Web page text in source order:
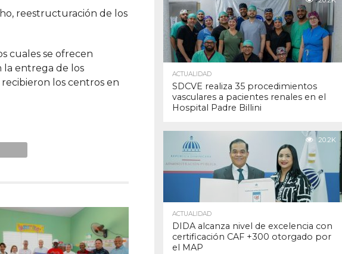
reestructuración de los
cuales se ofrecen
la entrega de los
los centros en
ACTUALIDAD
SDCVE realiza 35 procedimientos
vasculares a pacientes renales en el
Hospital Padre Billini
20.2K
ACTUALIDAD
DIDA alcanza nivel de excelencia con
certificación CAF +300 otorgado por
el MAP